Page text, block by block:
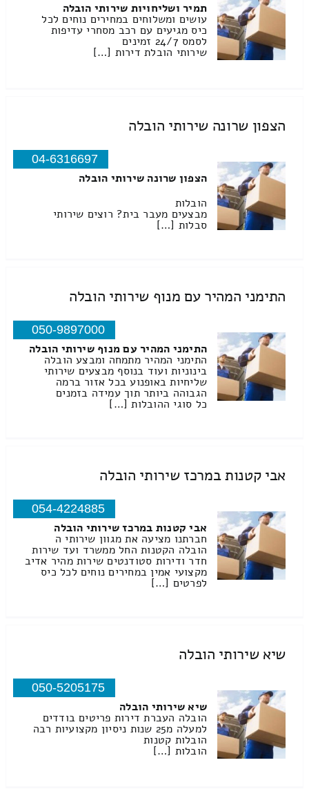
תמיר ושליחויות שירותי הובלה
עושים ומשלוחים במחירים נוחים לכל
כיס מגיעים עם רכב מסחרי עדיפות
לסמס 24/7 זמינים
שירותי הובלת דירות […]
הצפון שרונה שירותי הובלה
04-6316697
הצפון שרונה שירותי הובלה
הובלות
מבצעים מעבר בית? רוצים שירותי
סבלות […]
התימני המהיר עם מנוף שירותי הובלה
050-9897000
התימני המהיר עם מנוף שירותי הובלה
התימני המהיר מתמחה ומבצע הובלה
בינוניות ועוד בנוסף מבצעים שירותי
שליחיות באופנוע בכל אזור ברמה
הגבוהה ביותר תוך עמידה בזמנים
כל סוגי ההובלות […]
אבי קטנות במרכז שירותי הובלה
054-4224885
אבי קטנות במרכז שירותי הובלה
חברתנו מציעה את מגוון שירותי ה
הובלה הקטנות החל ממשרד ועד שירות
חדר ודירות סטודנטים שירות מהיר אדיב
מקצועי אמין במחירים נוחים לכל כיס
לפרטים […]
שיא שירותי הובלה
050-5205175
שיא שירותי הובלה
הובלה העברת דירות פריטים בודדים
למעלה מ25 שנות ניסיון מקצועיות רבה
הובלות קטנות
הובלות […]